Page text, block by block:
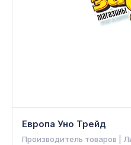
Европа Уно Трейд
Производитель товаров |